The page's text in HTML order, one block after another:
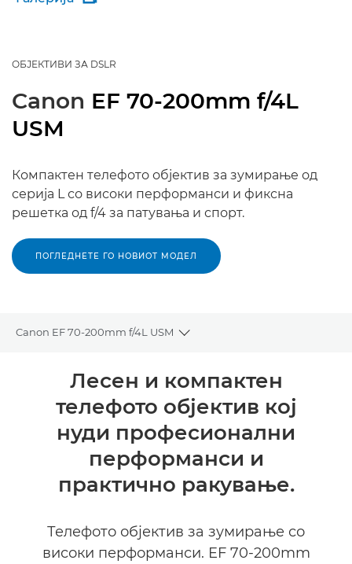
ОБЈЕКТИВИ ЗА DSLR
Canon EF 70-200mm f/4L
USM
Компактен телефото објектив за зумирање од
серија L со високи перформанси и фиксна
решетка од f/4 за патувања и спорт.
ПОГЛЕДНЕТЕ ГО НОВИОТ МОДЕЛ
Canon EF 70-200mm f/4L USM
Toggle breadcrumbs
Спецификации
Лесен и компактен
телефото објектив кој
нуди професионални
перформанси и
практично ракување.
Телефото објектив за зумирање со
високи перформанси. EF 70-200mm